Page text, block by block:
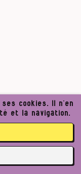
cookies. Il n’en
et la navigation.